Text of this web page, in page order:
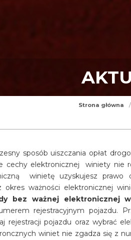
Strona główna /
sposób uiszczania opłat
cechy elektronicznej winiety nie
winietę uzyskujesz
okres ważności elektronicznej
bez ważnej elektronicznej
rejestracyjnym pojazdu.
rejestracji pojazdu oraz wybrać
winiet nie zgadza się z